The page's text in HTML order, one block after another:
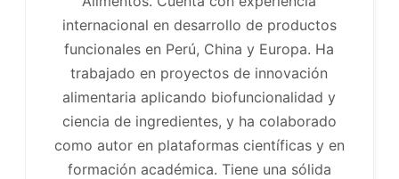
internacional en desarrollo de productos
funcionales en Perú, China y Europa. Ha
trabajado en proyectos de innovación
alimentaria aplicando biofuncionalidad y
ciencia de ingredientes, y ha colaborado
como autor en plataformas científicas y en
formación académica. Tiene una sólida